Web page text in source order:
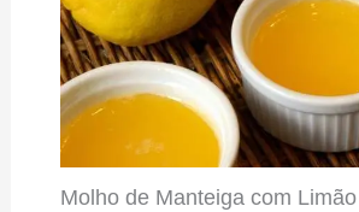
Molho de Manteiga com Limão